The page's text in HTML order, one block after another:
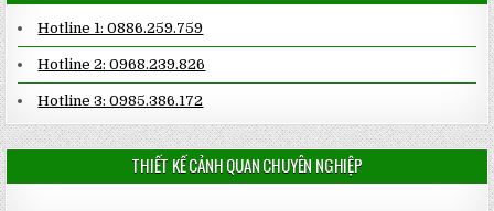
Hotline 1: 0886.259.759
Hotline 2: 0968.239.826
Hotline 3: 0985.386.172
THIẾT KẾ CẢNH QUAN CHUYÊN NGHIỆP